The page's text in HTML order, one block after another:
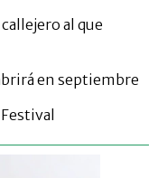
al que
en septiembre